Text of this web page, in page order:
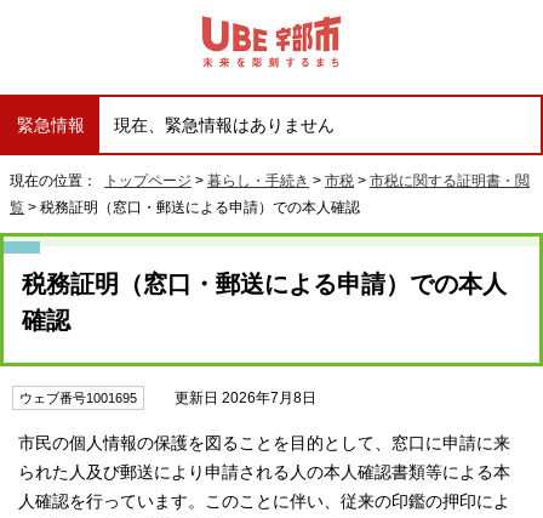
緊急情報 現在、緊急情報はありません
現在の位置： トップページ > 暮らし・手続き > 市税 > 市税に関する証明書・閲
覧 > 税務証明（窓口・郵送による申請）での本人確認
税務証明（窓口・郵送による申請）での本人
確認
ウェブ番号1001695 更新日 2026年7月8日
市民の個人情報の保護を図ることを目的として、窓口に申請に来
られた人及び郵送により申請される人の本人確認書類等による本
人確認を行っています。このことに伴い、従来の印鑑の押印によ